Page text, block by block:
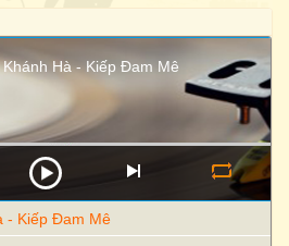
Hà - Kiếp Đam Mê
- Kiếp Đam Mê